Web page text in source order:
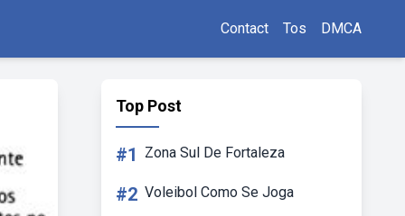
Contact Tos DMCA
Top Post
#1 Zona Sul De Fortaleza
#2 Voleibol Como Se Joga